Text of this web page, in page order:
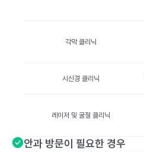
각막 클리닉
시신경 클리닉
레이저 및 굴절 클리닉
안과 방문이 필요한 경우